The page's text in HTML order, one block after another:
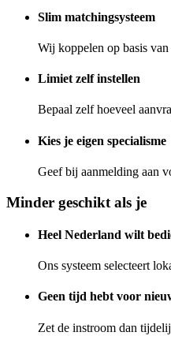
Slim matchingsysteem
Wij koppelen op basis
Limiet zelf instellen
Bepaal zelf hoeveel
Kies je eigen specialisme
Geef bij aanmelding aan
Minder geschikt als je
Heel Nederland wilt
Ons systeem selecteert
Geen tijd hebt voor
Zet de instroom dan